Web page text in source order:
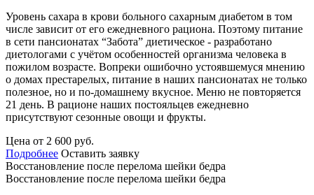
Уровень сахара в крови больного сахарным диабетом в том
числе зависит от его ежедневного рациона. Поэтому питание
в сети пансионатах “Забота” диетическое - разработано
диетологами с учётом особенностей организма человека в
пожилом возрасте. Вопреки ошибочно устоявшемуся мнению
о домах престарелых, питание в наших пансионатах не только
полезное, но и по-домашнему вкусное. Меню не повторяется
21 день. В рационе наших постояльцев ежедневно
присутствуют сезонные овощи и фрукты.
Цена от 2 600 руб.
Подробнее Оставить заявку
Восстановление после перелома шейки бедра
Восстановление после перелома шейки бедра